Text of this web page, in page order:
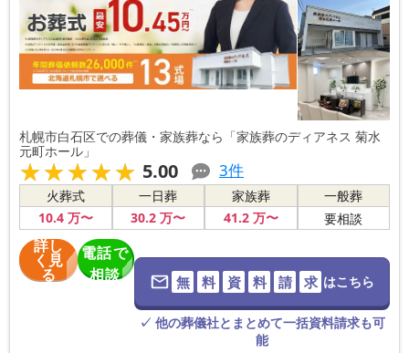
札幌市白石区での葬儀・家族葬なら「家族葬のディアネス 菊水
元町ホール」
★★★★★
★★★★★ 5.00 3件
火葬式
10.4万〜
一日葬
30.2 万〜
家族葬
41.2万〜
一般葬
要相談
詳し
く見
る
電話で
相談
無 料 資 料 請 求 はこちら
✓ 他の葬儀社とまとめて一括資料請求も可
能